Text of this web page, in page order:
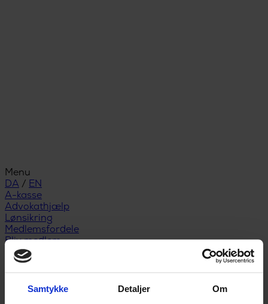
Samtykke Detaljer Om
Menu
DA / EN
A-kasse
Advokathjælp
Lønsikring
Medlemsfordele
Bliv medlem
Studerende
A-kasse for studerende
Studiestart
Snart færdiguddannet